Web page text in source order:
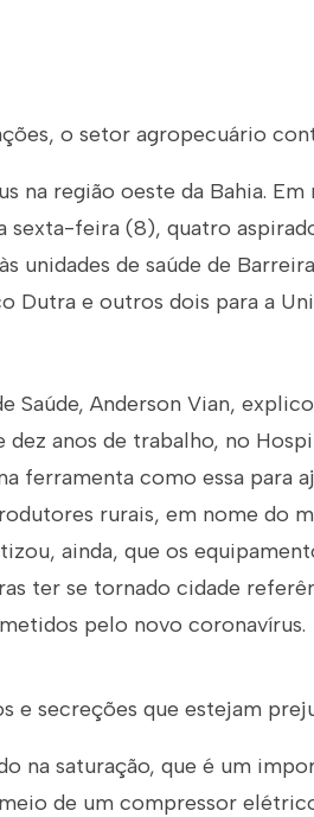
o setor agropecuário
na região oeste da Bahia.
sexta-feira (8), quatro
unidades de saúde de
Dutra e outros dois para a
Saúde, Anderson Vian,
dez anos de trabalho, no
ferramenta como essa para
rurais, em nome do
ainda, que os
ter se tornado cidade
pelo novo coronavírus.
e secreções que estejam
na saturação, que é um
de um compressor